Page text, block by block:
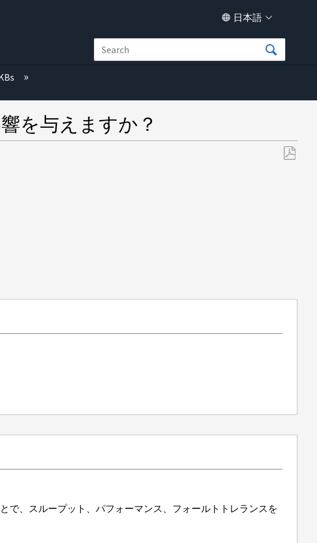
日本語
を与えますか？
で、スループット、パフォーマンス、フォールトトレランスを